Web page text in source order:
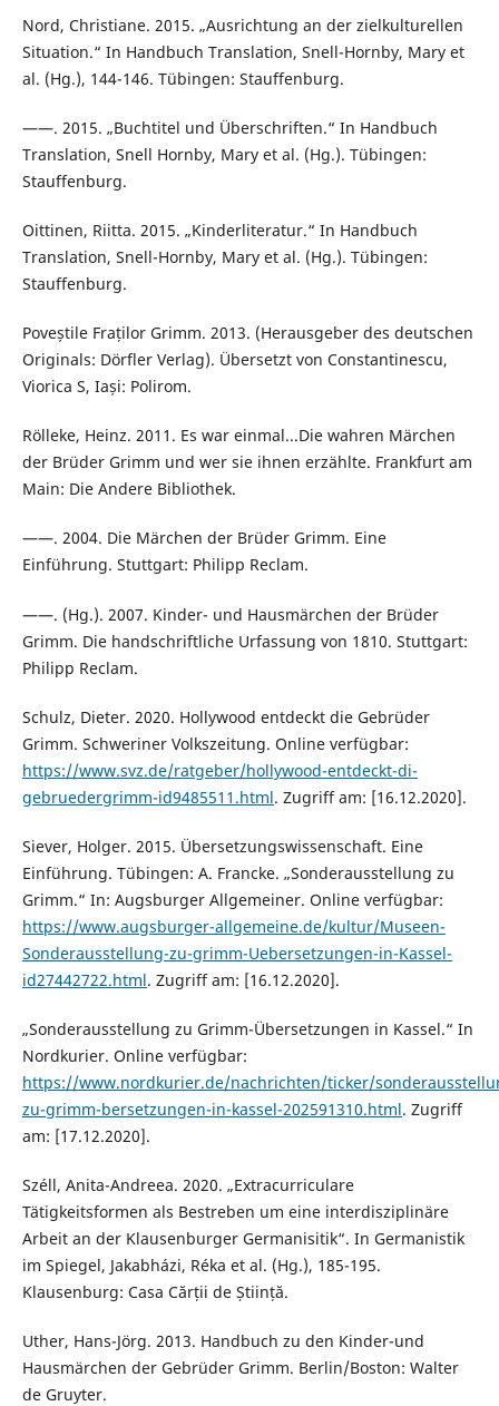
Nord, Christiane. 2015. „Ausrichtung an der zielkulturellen
Situation.“ In Handbuch Translation, Snell-Hornby, Mary et
al. (Hg.), 144-146. Tübingen: Stauffenburg.
——. 2015. „Buchtitel und Überschriften.“ In Handbuch
Translation, Snell Hornby, Mary et al. (Hg.). Tübingen:
Stauffenburg.
Oittinen, Riitta. 2015. „Kinderliteratur.“ In Handbuch
Translation, Snell-Hornby, Mary et al. (Hg.). Tübingen:
Stauffenburg.
Poveștile Fraților Grimm. 2013. (Herausgeber des deutschen
Originals: Dörfler Verlag). Übersetzt von Constantinescu,
Viorica S, Iași: Polirom.
Rölleke, Heinz. 2011. Es war einmal...Die wahren Märchen
der Brüder Grimm und wer sie ihnen erzählte. Frankfurt am
Main: Die Andere Bibliothek.
——. 2004. Die Märchen der Brüder Grimm. Eine
Einführung. Stuttgart: Philipp Reclam.
——. (Hg.). 2007. Kinder- und Hausmärchen der Brüder
Grimm. Die handschriftliche Urfassung von 1810. Stuttgart:
Philipp Reclam.
Schulz, Dieter. 2020. Hollywood entdeckt die Gebrüder
Grimm. Schweriner Volkszeitung. Online verfügbar:
https://www.svz.de/ratgeber/hollywood-entdeckt-di-
gebruedergrimm-id9485511.html. Zugriff am: [16.12.2020].
Siever, Holger. 2015. Übersetzungswissenschaft. Eine
Einführung. Tübingen: A. Francke. „Sonderausstellung zu
Grimm.“ In: Augsburger Allgemeiner. Online verfügbar:
https://www.augsburger-allgemeine.de/kultur/Museen-
Sonderausstellung-zu-grimm-Uebersetzungen-in-Kassel-
id27442722.html. Zugriff am: [16.12.2020].
„Sonderausstellung zu Grimm-Übersetzungen in Kassel.“ In
Nordkurier. Online verfügbar:
https://www.nordkurier.de/nachrichten/ticker/
zu-grimm-bersetzungen-in-kassel-202591310.html. Zugriff
am: [17.12.2020].
Széll, Anita-Andreea. 2020. „Extracurriculare
Tätigkeitsformen als Bestreben um eine interdisziplinäre
Arbeit an der Klausenburger Germanisitik“. In Germanistik
im Spiegel, Jakabházi, Réka et al. (Hg.), 185-195.
Klausenburg: Casa Cărții de Știință.
Uther, Hans-Jörg. 2013. Handbuch zu den Kinder-und
Hausmärchen der Gebrüder Grimm. Berlin/Boston: Walter
de Gruyter.